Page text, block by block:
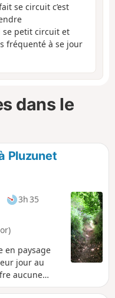
se circuit c’est
se petit circuit et
fréquenté à se jour
dans le
Pluzunet
3h 35
en paysage
jour au
aucune